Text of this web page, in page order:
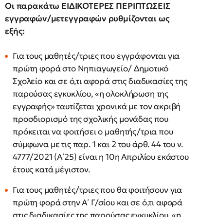
Οι παρακάτω ΕΙΔΙΚΟΤΕΡΕΣ ΠΕΡΙΠΤΩΣΕΙΣ
εγγραφών/μετεγγραφών ρυθμίζονται ως
εξής:
Για τους μαθητές/τριες που εγγράφονται για
πρώτη φορά στο Νηπιαγωγείο/ Δημοτικό
Σχολείο και σε ό,τι αφορά στις διαδικασίες της
παρούσας εγκυκλίου, «η ολοκλήρωση της
εγγραφής» ταυτίζεται χρονικά με τον ακριβή
προσδιορισμό της σχολικής μονάδας που
πρόκειται να φοιτήσει ο μαθητής/τρια που
σύμφωνα με τις παρ. 1 και 2 του άρθ. 44 του ν.
4777/2021 (Α΄25) είναι η 10η Απριλίου εκάστου
έτους κατά μέγιστον.
Για τους μαθητές/τριες που θα φοιτήσουν για
πρώτη φορά στην Α΄ Γ/σίου και σε ό,τι αφορά